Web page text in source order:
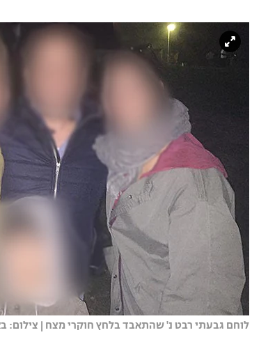
לוחם גבעתי רבט נ' שהתאבד בלחץ חוקרי מצח | צילום: